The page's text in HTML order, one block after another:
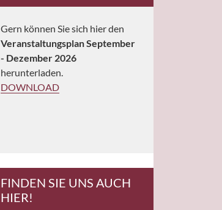
Gern können Sie sich hier den
Veranstaltungsplan September
- Dezember 2026
herunterladen.
DOWNLOAD
FINDEN SIE UNS AUCH
HIER!